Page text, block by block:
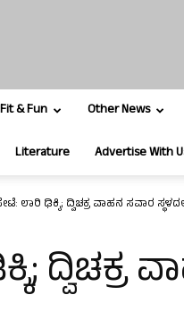
Fit & Fun Other News
Literature Advertise With
ಲಾರಿ ಢಿಕ್ಕಿ; ದ್ವಿಚಕ್ರ ವಾಹನ ಸವಾರ
ದ್ವಿಚಕ್ರ